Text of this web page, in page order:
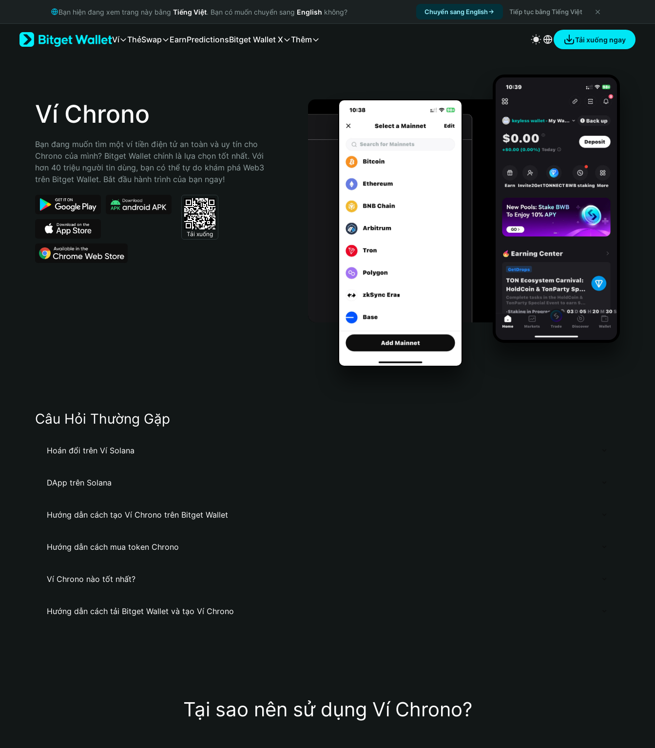
Русский
Bahasa Indonesia
Português (Brasil)
Bạn hiện đang xem trang này bằng Tiếng Việt. Bạn có muốn chuyển sang English không? Chuyển sang English Tiếp tục bằng Tiếng Việt
Ví ThẻSwap EarnPredictionsBitget Wallet X Thêm Tải xuống ngay
Ví Chrono
Bạn đang muốn tìm một ví tiền điện tử an toàn và uy tín cho
Chrono của mình? Bitget Wallet chính là lựa chọn tốt nhất. Với
hơn 40 triệu người tin dùng, bạn có thể tự do khám phá Web3
trên Bitget Wallet. Bắt đầu hành trình của bạn ngay!
Tải xuống
Câu Hỏi Thường Gặp
Hoán đổi trên Ví Solana
DApp trên Solana
Hướng dẫn cách tạo Ví Chrono trên Bitget Wallet
Hướng dẫn cách mua token Chrono
Ví Chrono nào tốt nhất?
Hướng dẫn cách tải Bitget Wallet và tạo Ví Chrono
Tại sao nên sử dụng Ví Chrono?